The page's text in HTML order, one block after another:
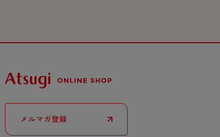
メルマガ登録